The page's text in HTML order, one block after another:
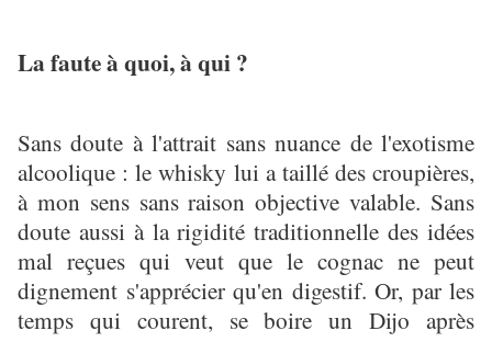
La faute à quoi, à qui ?
Sans doute à l'attrait sans nuance de l'exotisme
alcoolique : le whisky lui a taillé des croupières,
à mon sens sans raison objective valable. Sans
doute aussi à la rigidité traditionnelle des idées
mal reçues qui veut que le cognac ne peut
dignement s'apprécier qu'en digestif. Or, par les
temps qui courent, se boire un Dijo après